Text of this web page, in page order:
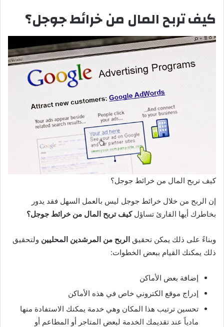
كيف تربح المال من خرائط جوجل؟
كيف تربح المال من خرائط جوجل؟
إن الربح من خلال خرائط جوجل ليس بالعمل السهل فقد يدور
بخاطرك أيها القارئ تساؤلكيف تربح المال من خرائط جوجل؟
وبناءً على ذلك يمكن تحقيق الربح من المرشدين المحليين ولتحقيق
ذلك يمكنك القيام ببعض الخطوات:
إضافة بعض الأماكن
إدراج موقع الكتروني خاص في هذه الأماكن
تحسين ترتيب هذا المكان وهي خدمة يمكنك الاستفادة منها
مادياً عند تقديمك الخدمة لبعض المتاجر أو المطاعم أو